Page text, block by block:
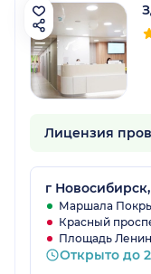
Лицензия
г
Маршала
Красный
Площадь
Открыто до